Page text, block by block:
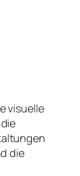
visuelle
die